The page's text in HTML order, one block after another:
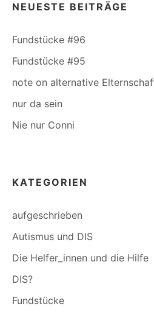
NEUESTE BEITRÄGE
Fundstücke #96
Fundstücke #95
note on alternative
nur da sein
Nie nur Conni
KATEGORIEN
aufgeschrieben
Autismus und DIS
Die Helfer_innen und die Hilfe
DIS?
Fundstücke